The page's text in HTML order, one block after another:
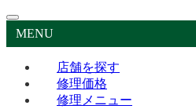
MENU
店舗を探す
修理価格
修理メニュー